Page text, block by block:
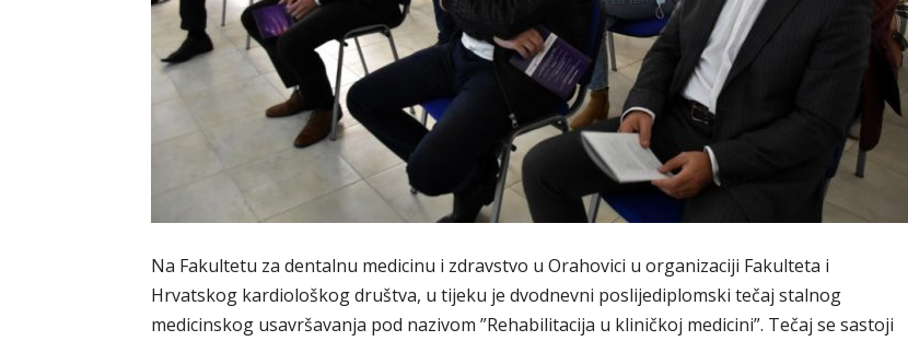
Na Fakultetu za dentalnu medicinu i zdravstvo u Orahovici u organizaciji Fakulteta i
Hrvatskog kardiološkog društva, u tijeku je dvodnevni poslijediplomski tečaj stalnog
medicinskog usavršavanja pod nazivom ”Rehabilitacija u kliničkoj medicini”. Tečaj se sastoji